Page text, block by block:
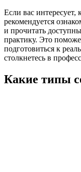
Если вас интересует,
рекомендуется
и прочитать
практику. Это
подготовиться к
столкнетесь в
Какие типы